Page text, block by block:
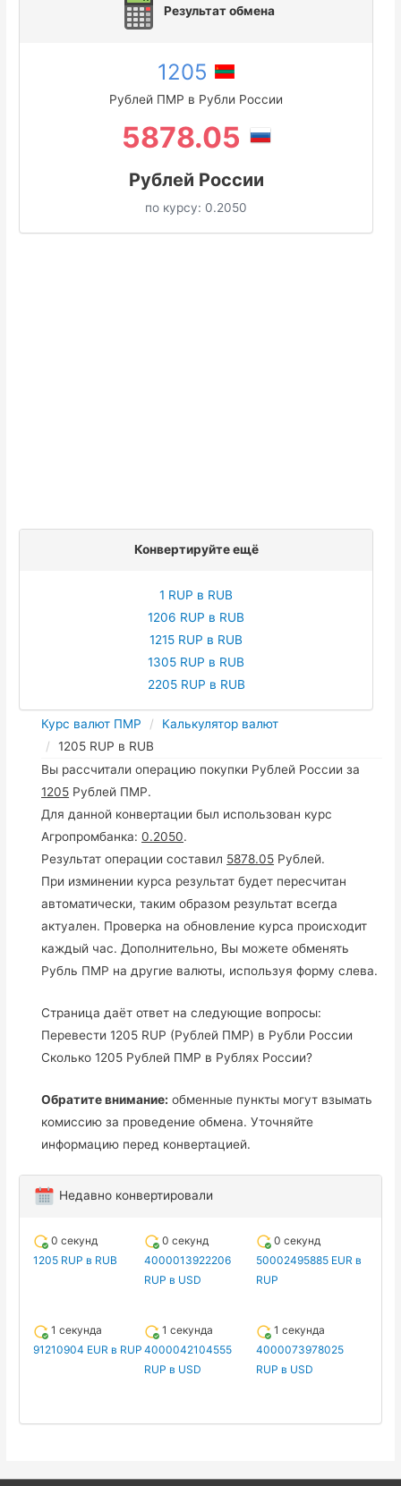
Результат обмена
1205
Рублей ПМР в Рубли России
5878.05
Рублей России
по курсу: 0.2050
Конвертируйте ещё
1 RUP в RUB
1206 RUP в RUB
1215 RUP в RUB
1305 RUP в RUB
2205 RUP в RUB
Курс валют ПМР
Калькулятор валют
1205 RUP в RUB
Вы рассчитали операцию покупки Рублей России за
1205 Рублей ПМР.
Для данной конвертации был использован курс
Агропромбанка:0.2050.
Результат операции составил 5878.05 Рублей.
При изминении курса результат будет пересчитан
автоматически, таким образом результат всегда
актуален. Проверка на обновление курса происходит
каждый час. Дополнительно, Вы можете обменять
Рубль ПМР на другие валюты, используя форму слева.
Страница даёт ответ на следующие вопросы:
Перевести 1205 RUP (Рублей ПМР) в Рубли России
Сколько 1205 Рублей ПМР в Рублях России?
Обратите внимание: обменные пункты могут взымать
комиссию за проведение обмена. Уточняйте
информацию перед конвертацией.
Недавно конвертировали
0 секунд
1205 RUP в RUB
0 секунд
4000013922206
RUP в USD
0 секунд
50002495885 EUR в
RUP
1 секунда
91210904 EUR в RUP
1 секунда
4000042104555
RUP в USD
1 секунда
4000073978025
RUP в USD